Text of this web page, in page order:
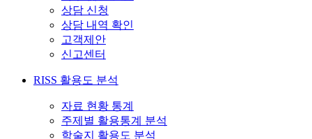
상담 신청
상담 내역 확인
고객제안
신고센터
RISS 활용도 분석
자료 현황 통계
주제별 활용통계 분석
학술지 활용도 분석